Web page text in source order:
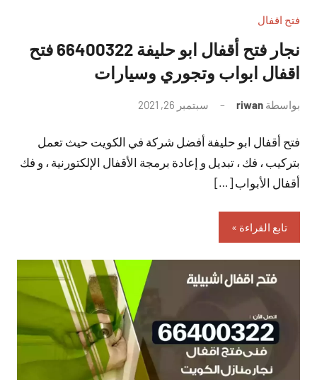
فتح اقفال
نجار فتح أقفال ابو حليفة 66400322 فتح
اقفال ابواب وتجوري وسيارات
بواسطة riwan سبتمبر 26, 2021
تعليقات
فتح أقفال ابو حليفة أفضل شركة في الكويت حيث تعمل
بتركيب ، فك ، تبديل و إعادة برمجة الأقفال الإلكتورنية ، و فك
أقفال الأبواب […]
تابع القراءة